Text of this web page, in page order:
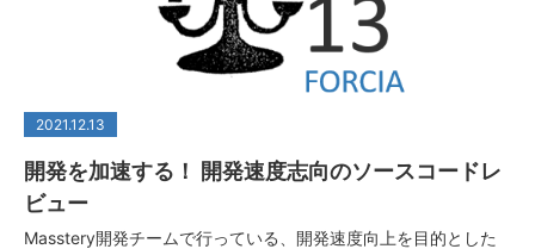
2021.12.13
開発を加速する！ 開発速度志向のソースコードレ
ビュー
Masstery開発チームで行っている、開発速度向上を目的とした